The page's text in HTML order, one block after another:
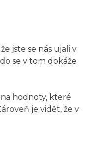
jste se nás ujali v
se v tom dokáže
hodnoty, které
je vidět, že v